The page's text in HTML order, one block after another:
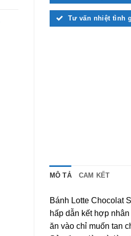
Tư vấn nhiệt tình
MÔ TẢ CAM KẾT
Bánh Lotte Chocolat
hấp dẫn kết hợp
ăn vào chỉ muốn tan